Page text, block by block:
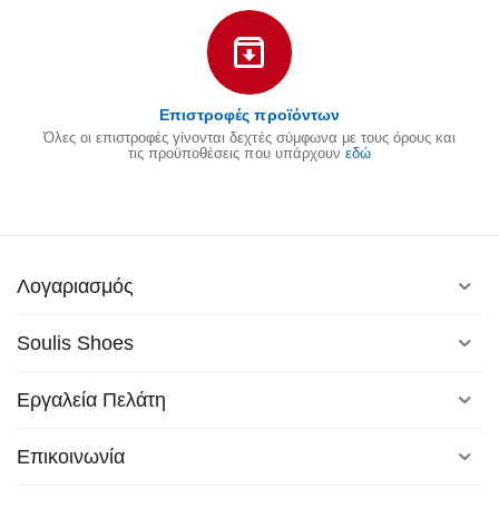
Επιστροφές προϊόντων
Όλες οι επιστροφές γίνονται δεχτές σύμφωνα με τους όρους και
τις προϋποθέσεις που υπάρχουν εδώ
Λογαριασμός
Soulis Shoes
Εργαλεία Πελάτη
Επικοινωνία